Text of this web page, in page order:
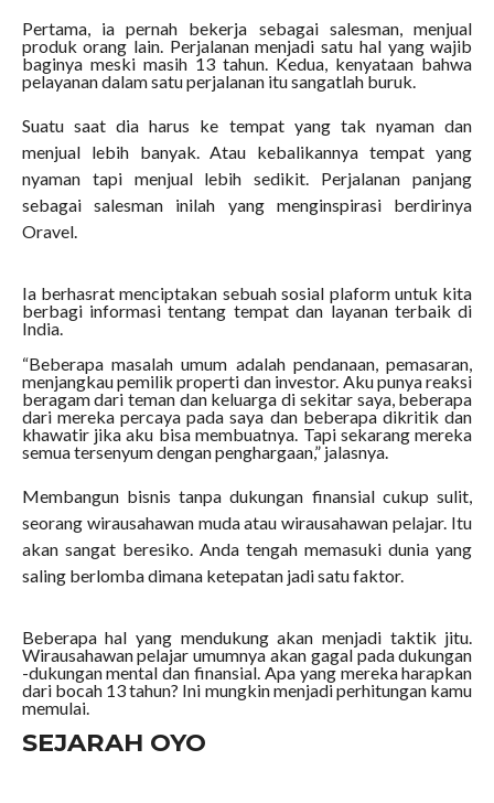
Pertama, ia pernah bekerja sebagai salesman, menjual
produk orang lain. Perjalanan menjadi satu hal yang wajib
baginya meski masih 13 tahun. Kedua, kenyataan bahwa
pelayanan dalam satu perjalanan itu sangatlah buruk.
Suatu saat dia harus ke tempat yang tak nyaman dan
menjual lebih banyak. Atau kebalikannya tempat yang
nyaman tapi menjual lebih sedikit. Perjalanan panjang
sebagai salesman inilah yang menginspirasi berdirinya
Oravel.
Ia berhasrat menciptakan sebuah sosial plaform untuk kita
berbagi informasi tentang tempat dan layanan terbaik di
India.
“Beberapa masalah umum adalah pendanaan, pemasaran,
menjangkau pemilik properti dan investor. Aku punya reaksi
beragam dari teman dan keluarga di sekitar saya, beberapa
dari mereka percaya pada saya dan beberapa dikritik dan
khawatir jika aku bisa membuatnya. Tapi sekarang mereka
semua tersenyum dengan penghargaan,” jalasnya.
Membangun bisnis tanpa dukungan finansial cukup sulit,
seorang wirausahawan muda atau wirausahawan pelajar. Itu
akan sangat beresiko. Anda tengah memasuki dunia yang
saling berlomba dimana ketepatan jadi satu faktor.
Beberapa hal yang mendukung akan menjadi taktik jitu.
Wirausahawan pelajar umumnya akan gagal pada dukungan
-dukungan mental dan finansial. Apa yang mereka harapkan
dari bocah 13 tahun? Ini mungkin menjadi perhitungan kamu
memulai.
SEJARAH OYO